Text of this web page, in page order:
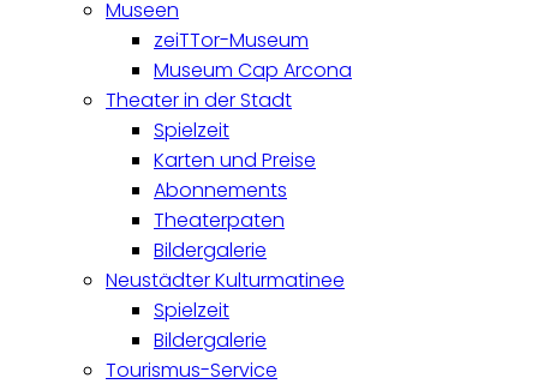
Museen
zeiTTor-Museum
Museum Cap Arcona
Theater in der Stadt
Spielzeit
Karten und Preise
Abonnements
Theaterpaten
Bildergalerie
Neustädter Kulturmatinee
Spielzeit
Bildergalerie
Tourismus-Service